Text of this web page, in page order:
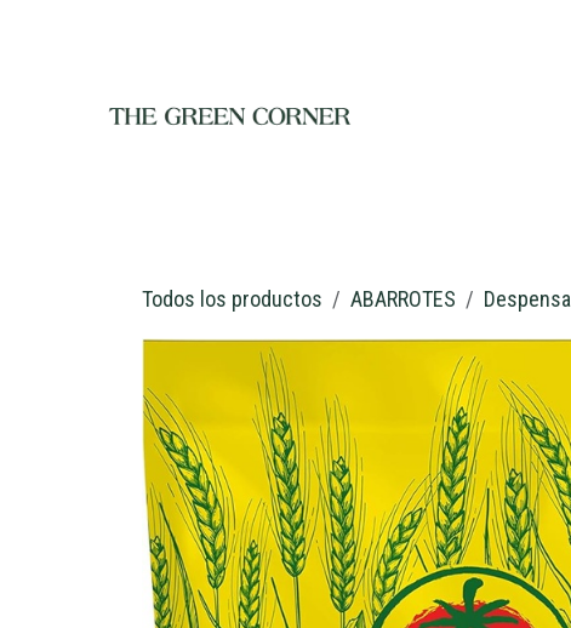
Todos los productos ABARROTES Despensa